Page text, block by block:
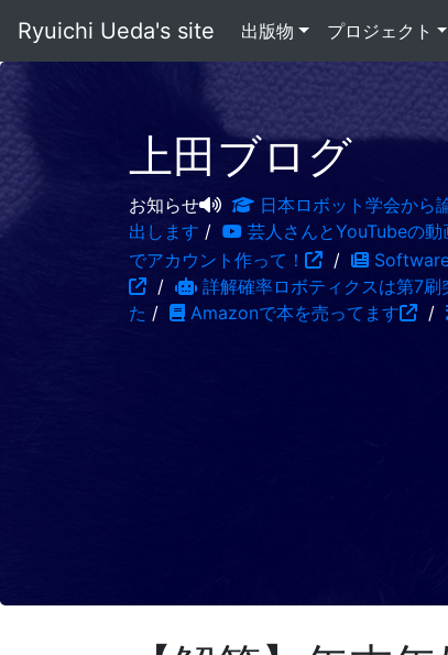
Ryuichi Ueda's site 出版物 プロジェクト
上田ブログ
お知らせ 日本ロボット学会から
出します / 芸人さんとYouTubeの動
でアカウント作って！
/
/
詳解確率ロボティクスは第7刷
た / Amazonで本を売ってます /